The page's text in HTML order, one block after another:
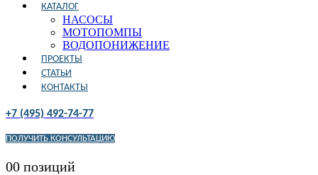
КАТАЛОГ
НАСОСЫ
МОТОПОМПЫ
ВОДОПОНИЖЕНИЕ
ПРОЕКТЫ
СТАТЬИ
КОНТАКТЫ
+7 (495) 492-74-77
ПОЛУЧИТЬ КОНСУЛЬТАЦИЮ
00 позиций